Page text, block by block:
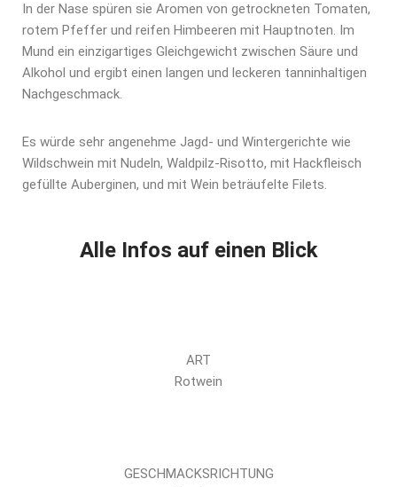
In der Nase spüren sie Aromen von getrockneten Tomaten,
rotem Pfeffer und reifen Himbeeren mit Hauptnoten. Im
Mund ein einzigartiges Gleichgewicht zwischen Säure und
Alkohol und ergibt einen langen und leckeren tanninhaltigen
Nachgeschmack.
Es würde sehr angenehme Jagd- und Wintergerichte wie
Wildschwein mit Nudeln, Waldpilz-Risotto, mit Hackfleisch
gefüllte Auberginen, und mit Wein beträufelte Filets.
Alle Infos auf einen Blick
ART
Rotwein
GESCHMACKSRICHTUNG